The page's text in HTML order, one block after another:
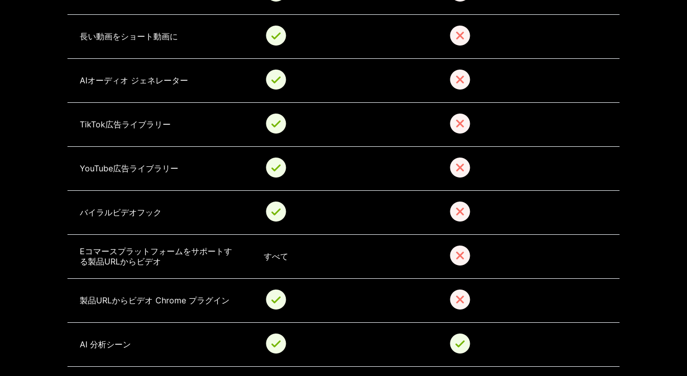
長い動画をショート動画に
AIオーディオ ジェネレーター
TikTok広告ライブラリー
YouTube広告ライブラリー
バイラルビデオフック
Eコマースプラットフォームをサポートす
る製品URLからビデオ
すべて
製品URLからビデオ Chrome プラグイン
AI 分析シーン